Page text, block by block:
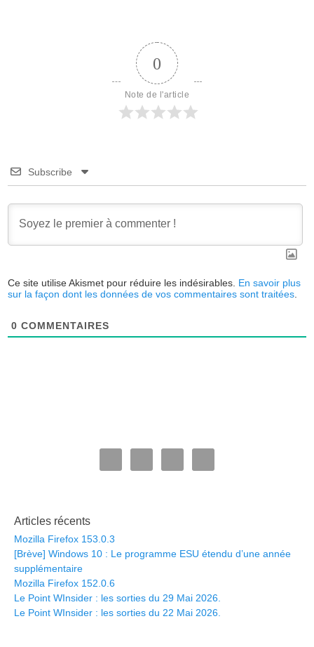
0
Note de l'article
Subscribe
Ce site utilise Akismet pour réduire les indésirables. En savoir plus
sur la façon dont les données de vos commentaires sont traitées
0 COMMENTAIRES
Articles récents
Mozilla Firefox 153.0.3
[Brève] Windows 10 : Le programme ESU étendu d’une année
supplémentaire
Mozilla Firefox 152.0.6
Le Point WInsider : les sorties du 29 Mai 2026.
Le Point WInsider : les sorties du 22 Mai 2026.